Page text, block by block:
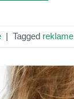
| Tagged reklame